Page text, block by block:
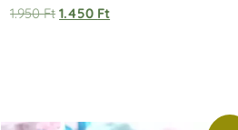
1.950Ft 1.450 Ft